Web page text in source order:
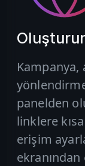
panelden
linklere
erişim